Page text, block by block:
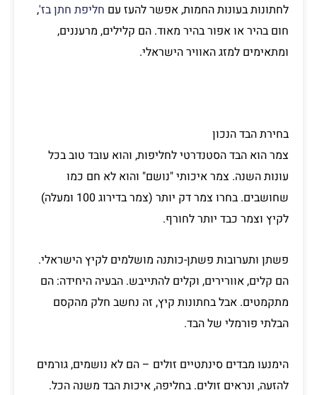
לחתונות בעונות החמות, אפשר להעז עם חליפת חתן בז',
חום בהיר או אפור בהיר מאוד. הם קלילים, מרעננים,
ומתאימים למזג האוויר הישראלי.
בחירת הבד הנכון
צמר הוא הבד הסטנדרטי לחליפות, והוא עובד טוב בכל
עונות השנה. צמר איכותי "נושם" והוא לא חם כמו
שחושבים. בחרו צמר דק יותר (צמר בדירוג 100 ומעלה)
לקיץ וצמר כבד יותר לחורף.
פשתן ותערובות פשתן-כותנה מושלמים לקיץ הישראלי.
הם קלים, אוורירים, וקלים להתייבש. הבעיה היחידה: הם
מתקמטים. אבל בחתונות קיץ, זה נחשב חלק מהקסם
הבלתי פורמלי של הבד.
הימנעו מבדים סינתטיים זולים – הם לא נושמים, גורמים
להזעה, ונראים זולים. בחליפה, איכות הבד משנה הכל.